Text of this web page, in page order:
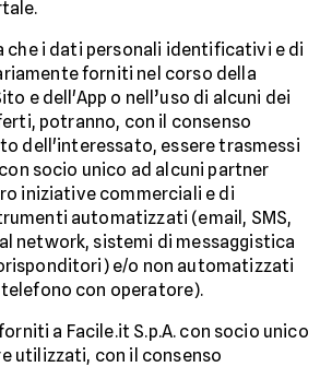
che i dati personali identificativi e di
forniti nel corso della
e dell'App o nell’uso di alcuni dei
potranno, con il consenso
dell'interessato, essere trasmessi
con socio unico ad alcuni partner
iniziative commerciali e di
automatizzati (email, SMS,
network, sistemi di messaggistica
e/o non automatizzati
con operatore).
a Facile.it S.p.A. con socio unico
utilizzati, con il consenso